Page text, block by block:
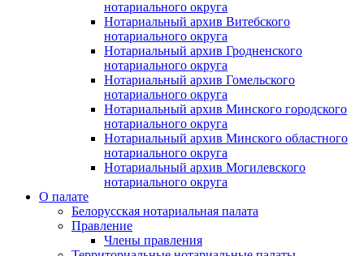
нотариального округа
Нотариальный архив Витебского
нотариального округа
Нотариальный архив Гродненского
нотариального округа
Нотариальный архив Гомельского
нотариального округа
Нотариальный архив Минского городского
нотариального округа
Нотариальный архив Минского областного
нотариального округа
Нотариальный архив Могилевского
нотариального округа
О палате
Белорусская нотариальная палата
Правление
Члены правления